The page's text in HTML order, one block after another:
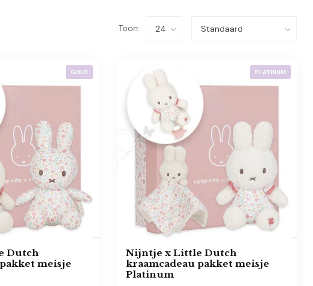
Toon:
GOLD
Dutch
meisje
PLATINUM
Nijntje x Little Dutch
kraamcadeau pakket meisje
Platinum